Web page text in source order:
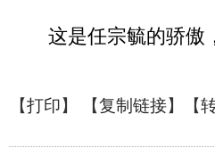
这是任宗毓的骄傲，
【打印】 【复制链接】【